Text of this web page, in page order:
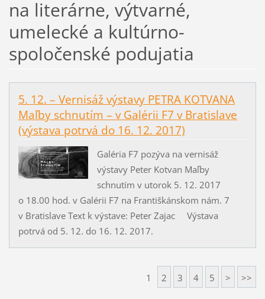
na literárne, výtvarné,
umelecké a kultúrno-
spoločenské podujatia
5. 12. – Vernisáž výstavy PETRA KOTVANA
Maľby schnutím – v Galérii F7 v Bratislave
(výstava potrvá do 16. 12. 2017)
Galéria F7 pozýva na vernisáž
výstavy Peter Kotvan Maľby
schnutím v utorok 5. 12. 2017
o 18.00 hod. v Galérii F7 na Františkánskom nám. 7
v Bratislave Text k výstave: Peter Zajac Výstava
potrvá od 5. 12. do 16. 12. 2017.
1 2 3 4 5 > >>